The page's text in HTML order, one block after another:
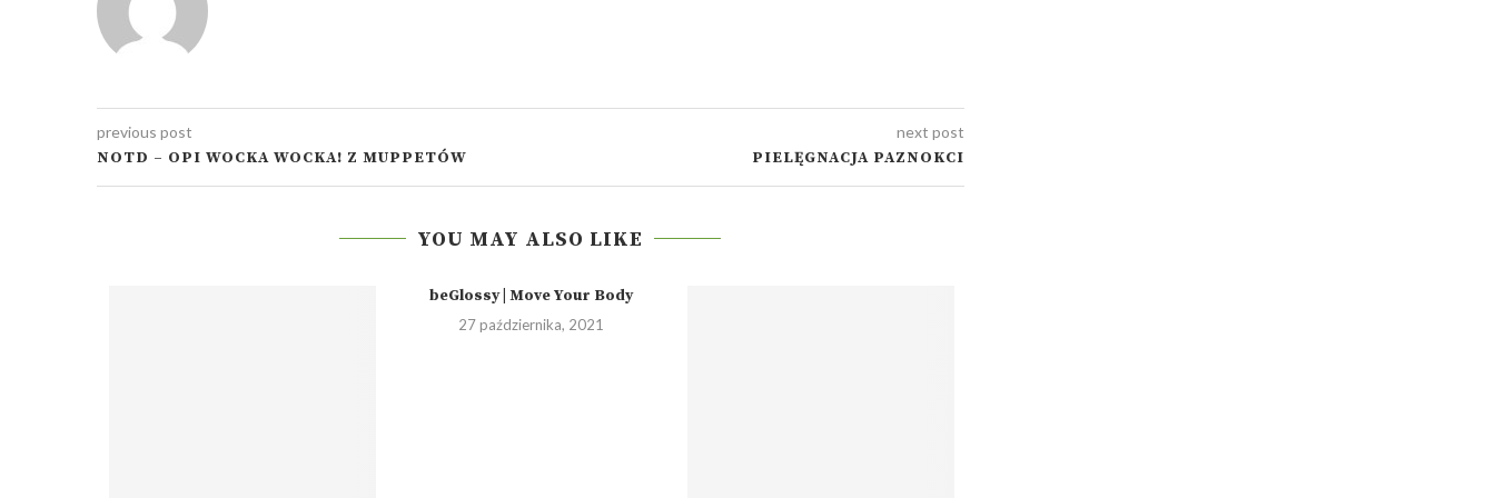
previous post
NOTD – OPI WOCKA WOCKA! Z MUPPETÓW
next post
PIELĘGNACJA PAZNOKCI
YOU MAY ALSO LIKE
beGlossy | Move Your Body
27 października, 2021